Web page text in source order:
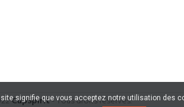
CupSpirit- Tous droits réservés.
signifie que vous acceptez notre utilisation des